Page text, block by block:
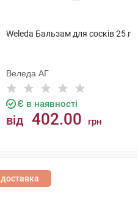
Weleda Бальзам для сосків 25 г
Веледа АГ
Є в наявності
від 402.00 грн
доставка